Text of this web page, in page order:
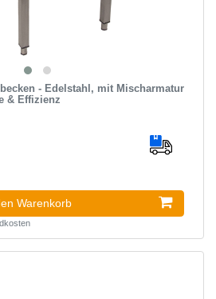
- Edelstahl, mit Mischarmatur
& Effizienz
Warenkorb